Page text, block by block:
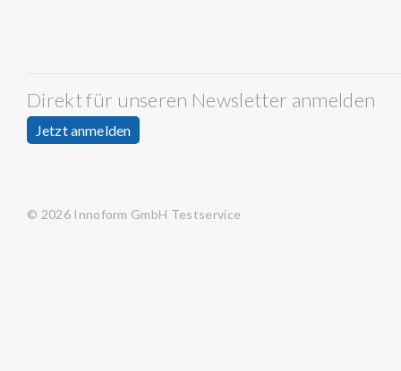
Direkt für unseren Newsletter anmelden
Jetzt anmelden
© 2026 Innoform GmbH Testservice